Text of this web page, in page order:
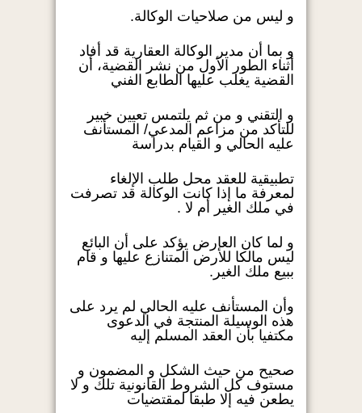
و ليس من صلاحيات الوكالة.
و بما أن مدير الوكالة العقارية قد أفاد
أثناء الطور الأول من نشر القضية، أن
القضية يغلب عليها الطابع الفني
و التقني و من ثم يلتمس تعيين خبير
للتأكد من مزاعم المدعي/ المستأنف
عليه الحالي و القيام بدراسة
تطبيقية للعقد محل طلب الإلغاء
لمعرفة ما إذا كانت الوكالة قد تصرفت
في ملك الغير أم لا .
و لما كان العارض يؤكد على أن البائع
ليس مالكا للأرض المتنازع عليها و قام
ببيع ملك الغير.
وأن المستأنف عليه الحالي لم يرد على
هذه الوسيلة المنتجة في الدعوى
مكتفيا بأن العقد المسلم إليه
صحيح من حيث الشكل و المضمون و
مستوف كل الشروط القانونية تلك و لا
يطعن فيه إلا طبقا لمقتضيات